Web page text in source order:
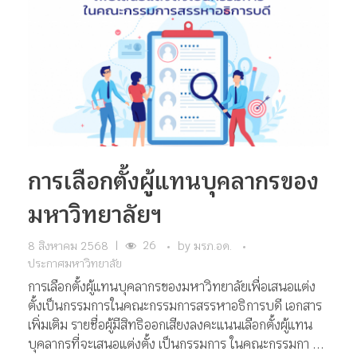
การเลือกตั้งผู้แทนบุคลากรของ
มหาวิทยาลัยฯ
8 สิงหาคม 2568 | 26 by มรภ.อด.
ประกาศมหาวิทยาลัย
การเลือกตั้งผู้แทนบุคลากรของมหาวิทยาลัยเพื่อเสนอแต่ง
ตั้งเป็นกรรมการในคณะกรรมการสรรหาอธิการบดี เอกสาร
เพิ่มเติม รายชื่อผู้มีสิทธิออกเสียงลงคะแนนเลือกตั้งผู้แทน
บุคลากรที่จะเสนอแต่งตั้ง เป็นกรรมการ ในคณะกรรมกา ...